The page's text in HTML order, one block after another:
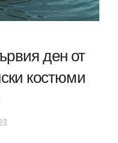
ден от
костюми